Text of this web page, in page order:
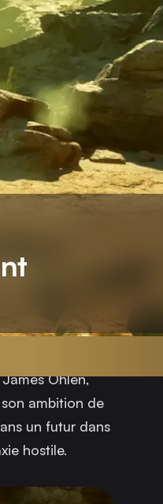
Ohlen,
ambition de
un futur dans
hostile.